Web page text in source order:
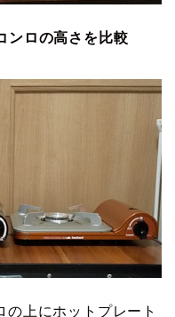
ンロの高さを比較
上にホットプレート